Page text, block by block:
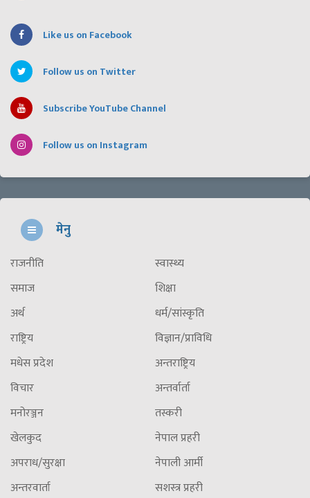
Like us on Facebook
Follow us on Twitter
Subscribe YouTube Channel
Follow us on Instagram
मेनु
राजनीति
समाज
अर्थ
राष्ट्रिय
मधेस प्रदेश
विचार
मनोरञ्जन
खेलकुद
अपराध/सुरक्षा
अन्तरवार्ता
स्वास्थ्य
शिक्षा
धर्म/सांस्कृति
विज्ञान/प्राविधि
अन्तराष्ट्रिय
अन्तर्वार्ता
तस्करी
नेपाल प्रहरी
नेपाली आर्मी
सशस्त्र प्रहरी